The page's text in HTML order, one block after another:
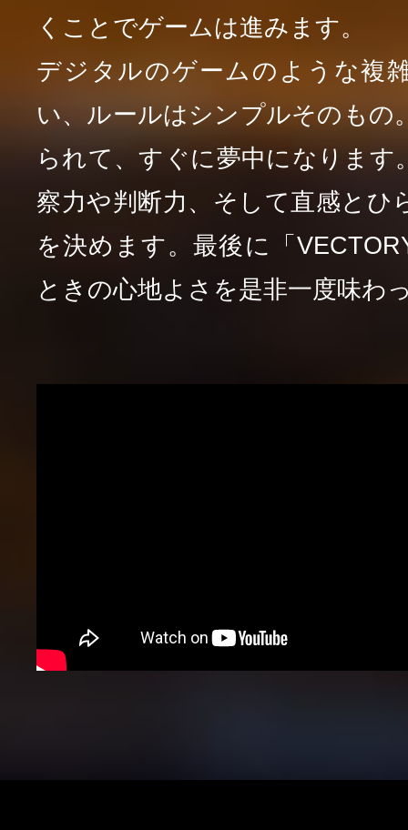
くことでゲームは進みます。
デジタルのゲームのような複
い、ルールはシンプルそのもの
られて、すぐに夢中になります
察力や判断力、そして直感とひ
を決めます。最後に「
ときの心地よさを是非一度味わ